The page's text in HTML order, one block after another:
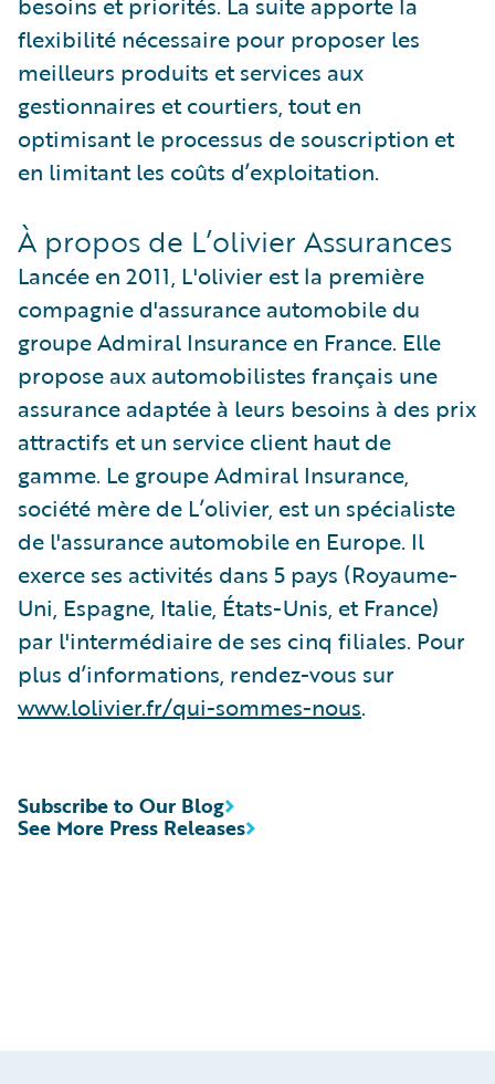
flexibilité nécessaire pour proposer les
meilleurs produits et services aux
gestionnaires et courtiers, tout en
optimisant le processus de souscription et
en limitant les coûts d’exploitation.
À propos de L’olivier Assurances
Lancée en 2011, L'olivier est la première
compagnie d'assurance automobile du
groupe Admiral Insurance en France. Elle
propose aux automobilistes français une
assurance adaptée à leurs besoins à des prix
attractifs et un service client haut de
gamme. Le groupe Admiral Insurance,
société mère de L’olivier, est un spécialiste
de l'assurance automobile en Europe. Il
exerce ses activités dans 5 pays (Royaume-
Uni, Espagne, Italie, États-Unis, et France)
par l'intermédiaire de ses cinq filiales. Pour
plus d’informations, rendez-vous sur
www.lolivier.fr/qui-sommes-nous.
See More Press Releases
Subscribe to Our Blog